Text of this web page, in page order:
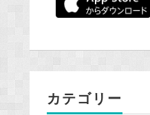
カテゴリー